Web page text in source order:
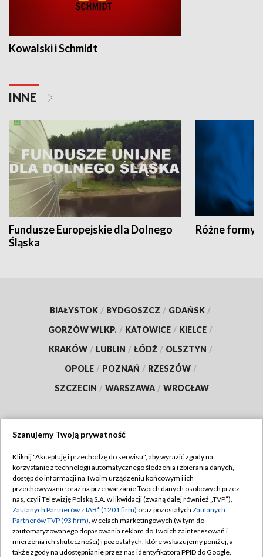
Kowalski i Schmidt
INNE
Fundusze Europejskie dla Dolnego
Śląska
Różne formy
BIAŁYSTOK / BYDGOSZCZ / GDAŃSK /
GORZÓW WLKP. / KATOWICE / KIELCE /
KRAKÓW / LUBLIN / ŁÓDŹ / OLSZTYN /
OPOLE / POZNAŃ / RZESZÓW /
SZCZECIN / WARSZAWA / WROCŁAW
TVP
Abonament TVP
Emisja w TVP
Centrum informacji TVP
Naziemna Telewizja Cyfrowa
Regulamin TVP
Polityka prywatności
Moje zgody
Pomoc
Szanujemy Twoją prywatność
Kliknij "Akceptuję i przechodzę do serwisu", aby wyrazić zgody na
korzystanie z technologii automatycznego śledzenia i zbierania danych,
dostęp do informacji na Twoim urządzeniu końcowym i ich
przechowywanie oraz na przetwarzanie Twoich danych osobowych przez
nas, czyli Telewizję Polską S.A. w likwidacji (zwaną dalej również „TVP”),
Zaufanych Partnerów z IAB* (1201 firm) oraz pozostałych Zaufanych
Partnerów TVP (93 firm), w celach marketingowych (w tym do
zautomatyzowanego dopasowania reklam do Twoich zainteresowań i
mierzenia ich skuteczności) i pozostałych, które wskazujemy poniżej, a
także zgody na udostępnianie przez nas identyfikatora PPID do Google.